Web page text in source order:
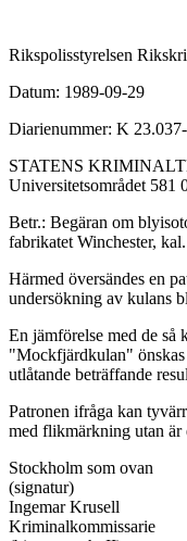
Rikspolisstyrelsen
Datum: 1989-09-29
Diarienummer: K
STATENS
Universitetsområdet
Betr.: Begäran om
fabrikatet Winchester,
Härmed översändes en
undersökning av kulans
En jämförelse med de så
"Mockfjärdkulan"
utlåtande beträffande
Patronen ifråga kan
med flikmärkning utan
Stockholm som ovan
(signatur)
Ingemar Krusell
Kriminalkommissarie